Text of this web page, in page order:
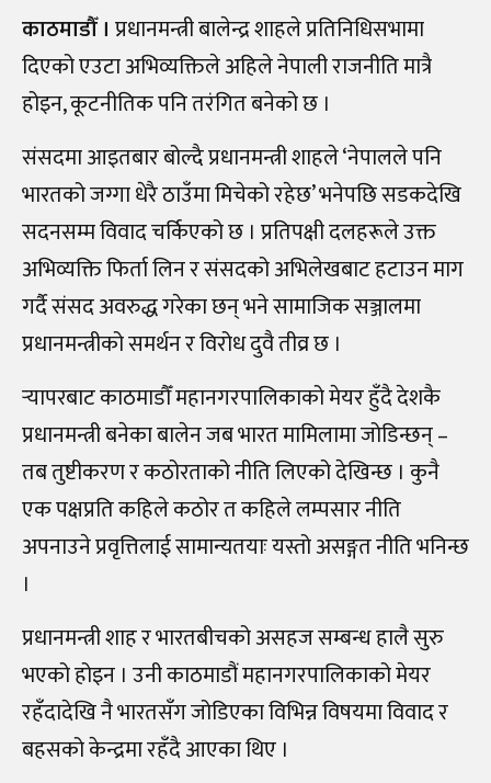
काठमाडौँ । प्रधानमन्त्री बालेन्द्र शाहले प्रतिनिधिसभामा
दिएको एउटा अभिव्यक्तिले अहिले नेपाली राजनीति मात्रै
होइन, कूटनीतिक पनि तरंगित बनेको छ ।
संसदमा आइतबार बोल्दै प्रधानमन्त्री शाहले ‘नेपालले पनि
भारतको जग्गा धेरै ठाउँमा मिचेको रहेछ’ भनेपछि सडकदेखि
सदनसम्म विवाद चर्किएको छ । प्रतिपक्षी दलहरूले उक्त
अभिव्यक्ति फिर्ता लिन र संसदको अभिलेखबाट हटाउन माग
गर्दै संसद अवरुद्ध गरेका छन् भने सामाजिक सञ्जालमा
प्रधानमन्त्रीको समर्थन र विरोध दुवै तीव्र छ ।
र्‍यापरबाट काठमाडौँ महानगरपालिकाको मेयर हुँदै देशकै
प्रधानमन्त्री बनेका बालेन जब भारत मामिलामा जोडिन्छन्‌ –
तब तुष्टीकरण र कठोरताको नीति लिएको देखिन्छ । कुनै
एक पक्षप्रति कहिले कठोर त कहिले लम्पसार नीति
अपनाउने प्रवृत्तिलाई सामान्यतयाः यस्तो असङ्गत नीति भनिन्छ
।
प्रधानमन्त्री शाह र भारतबीचको असहज सम्बन्ध हालै सुरु
भएको होइन । उनी काठमाडौं महानगरपालिकाको मेयर
रहँदादेखि नै भारतसँग जोडिएका विभिन्न विषयमा विवाद र
बहसको केन्द्रमा रहँदै आएका थिए ।